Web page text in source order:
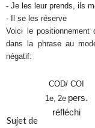
- Je les leur prends, ils
- Il se les réserve
Voici le
dans la phrase au
négatif:
Sujet de
COD/ COI
1e, 2e pers.
réfléchi